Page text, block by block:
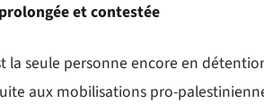
et contestée
la seule personne encore en
aux mobilisations pro-